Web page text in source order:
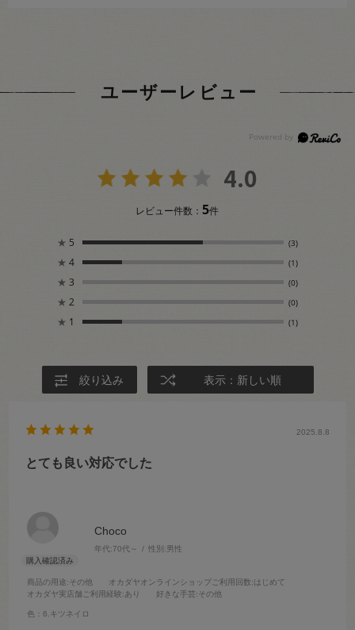
ユーザーレビュー
4.0
レビュー件数：5件
★ 5 (3)
★ 4 (1)
★ 3 (0)
★ 2 (0)
★ 1 (1)
絞り込み 表示：新しい順
Choco
年代:70代～ 性別:男性
商品の用途:その他 オカダヤオンラインショップご利用回数:はじめて
オカダヤ実店舗ご利用経験:あり 好きな手芸:その他
色：6.キツネイロ
2025.8.8
とても良い対応でした